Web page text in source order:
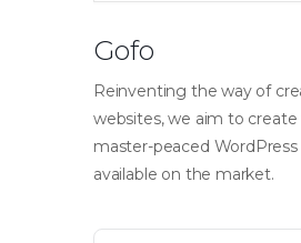
Gofo
Reinventing the way of
websites, we aim to
master-peaced
available on the market.